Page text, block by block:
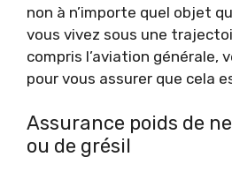
non à n’importe quel objet
vous vivez sous une
compris l’aviation générale,
pour vous assurer que cela
Assurance poids de
ou de grésil